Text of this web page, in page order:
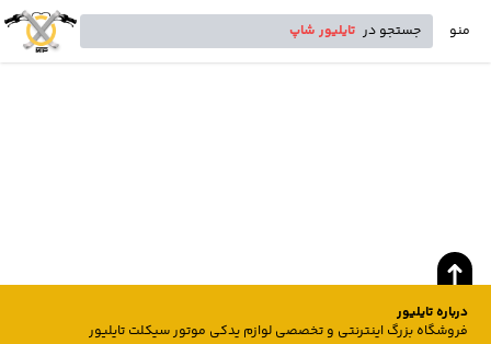
منو جستجو در تایلیور شاپ
درباره تایلیور
فروشگاه بزرگ اینترنتی و تخصصی لوازم یدکی موتور سیکلت تایلیور